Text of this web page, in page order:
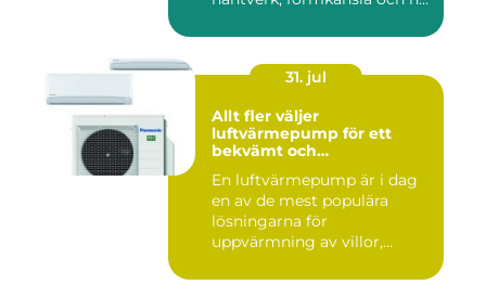
31. jul
Allt fler väljer
luftvärmepump för ett
bekvämt och
En luftvärmepump är i dag
en av de mest populära
lösningarna för
uppvärmning av villor,